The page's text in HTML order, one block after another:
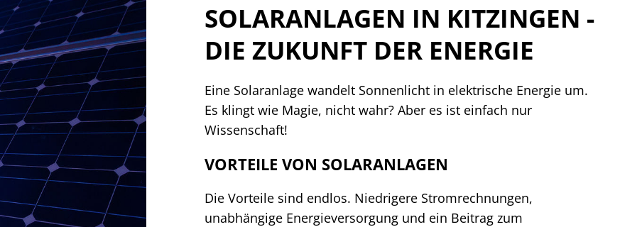
SOLARANLAGEN IN KITZINGEN -
DIE ZUKUNFT DER ENERGIE
Eine Solaranlage wandelt Sonnenlicht in elektrische Energie um.
Es klingt wie Magie, nicht wahr? Aber es ist einfach nur
Wissenschaft!
VORTEILE VON SOLARANLAGEN
Die Vorteile sind endlos. Niedrigere Stromrechnungen,
unabhängige Energieversorgung und ein Beitrag zum